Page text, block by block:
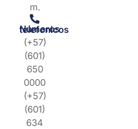
m.
Números telefonicos
(+57)
(601)
650
0000
(+57)
(601)
634